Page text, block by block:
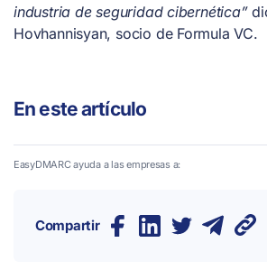
industria de seguridad cibernética”
Hovhannisyan, socio de Formula VC.
En este artículo
EasyDMARC ayuda a las empresas a:
Compartir